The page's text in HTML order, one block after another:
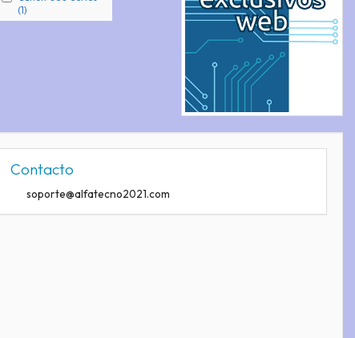
(1)
Contacto
soporte@alfatecno2021.com